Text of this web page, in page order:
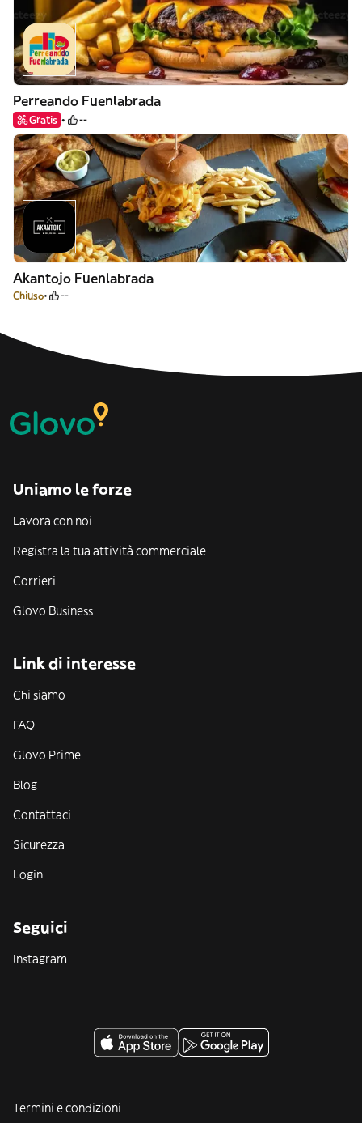
Perreando Fuenlabrada
Gratis --
Akantojo Fuenlabrada
Chiuso --
Uniamo le forze
Lavora con noi
Registra la tua attività commerciale
Corrieri
Glovo Business
Link di interesse
Chi siamo
FAQ
Glovo Prime
Blog
Contattaci
Sicurezza
Login
Seguici
Instagram
Termini e condizioni